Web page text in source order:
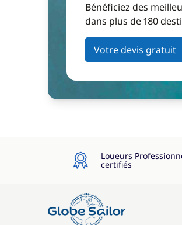
Bénéficiez des
dans plus de 180
Votre devis gratuit
Loueurs
certifiés